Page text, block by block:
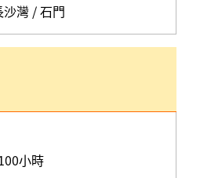
灣 / 石門
小時